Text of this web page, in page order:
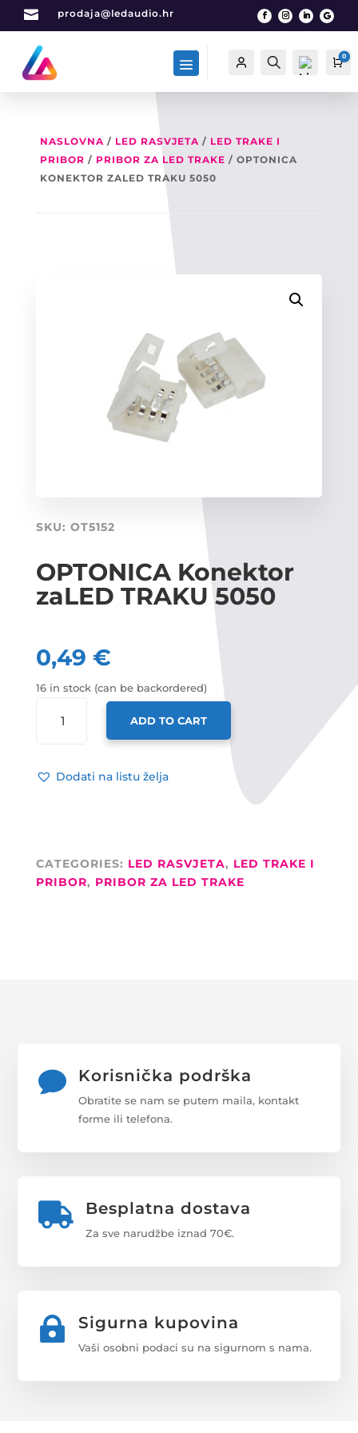
 prodaja@ledaudio.hr
Račun Traži 0
NASLOVNA/ LED RASVJETA/ LED TRAKE I
PRIBOR / PRIBOR ZA LED TRAKE / OPTONICA
KONEKTOR ZALED TRAKU 5050
SKU: OT5152
OPTONICA Konektor
zaLED TRAKU 5050
0,49 €
16 in stock (can be backordered)
KONEKTOR
5050
ADD TO CART
Dodati na listu želja
CATEGORIES: LED RASVJETA, LED TRAKE I
PRIBOR, PRIBOR ZA LED TRAKE
 Korisnička podrška
Obratite se nam se putem maila, kontakt
forme ili telefona.
 Besplatna dostava
Za sve narudžbe iznad 70€.
 Sigurna kupovina
Vaši osobni podaci su na sigurnom s nama.